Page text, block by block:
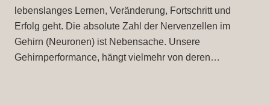
lebenslanges Lernen, Veränderung, Fortschritt und
Erfolg geht. Die absolute Zahl der Nervenzellen im
Gehirn (Neuronen) ist Nebensache. Unsere
Gehirnperformance, hängt vielmehr von deren…